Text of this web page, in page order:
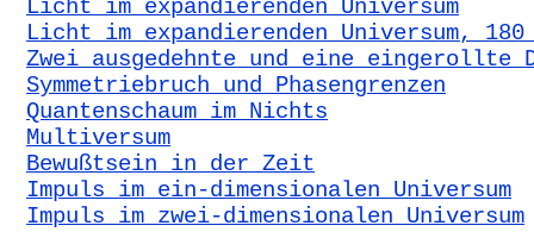
Licht im expandierenden Universum
Licht im expandierenden Universum, 180
Zwei ausgedehnte und eine eingerollte
Symmetriebruch und Phasengrenzen
Quantenschaum im Nichts
Multiversum
Bewußtsein in der Zeit
Impuls im ein-dimensionalen Universum
Impuls im zwei-dimensionalen Universum